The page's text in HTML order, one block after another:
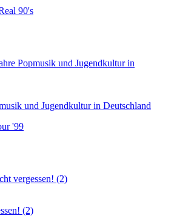
und Jugendkultur in Deutschland
(2)